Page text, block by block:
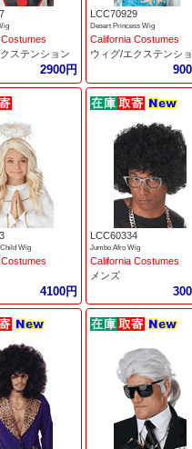
ステンション
2900円
LCC70929
Desert Princess Wig
California Costumes
ウィグ/エクステンシ
Wig
4100円
LCC60334
Jumbo Afro Wig
California Costumes
メンズ